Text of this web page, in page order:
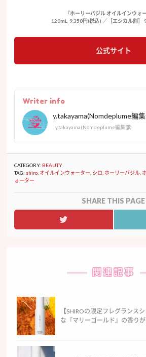
『ホーリーバジル オイルインウォ
120mL 9,350円(税込) ／［エシカル割］
公式サイト
Writer info
y.takayama(Nomdeplume編
y.takayama(Nomdeplume編集部)
CATEGORY: BEAUTY
TAG: shiro オイルインウォーター シロ ホーリーバジル
ォーター
SHARE THIS PAGE
関連記事
【SHIROの限定フレグランス
な『マリーゴールド』の香り